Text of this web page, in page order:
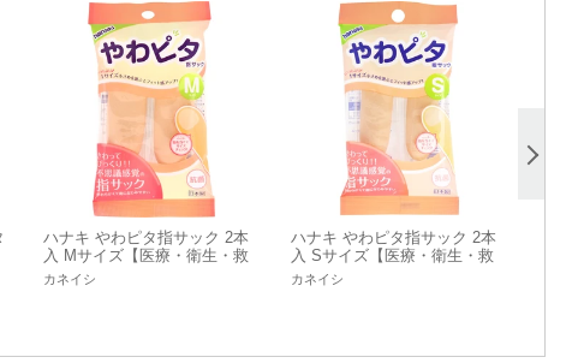
ハナキ やわピタ指サック 2本
入 Mサイズ【医療・衛生・救
急用品】
カネイシ
ハナキ やわピタ指サック 2本
入 Sサイズ【医療・衛生・救
急用品】
カネイシ